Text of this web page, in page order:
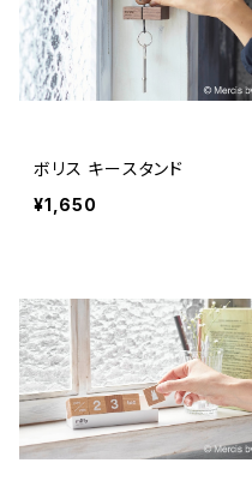
ボリス キースタンド
¥1,650